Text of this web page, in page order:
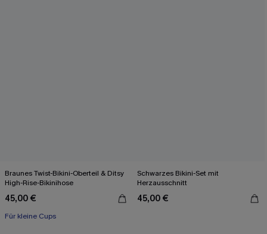
Braunes Twist-Bikini-Oberteil & Ditsy
High-Rise-Bikinihose
45,00 €
Für kleine Cups
Schwarzes Bikini-Set mit
Herzausschnitt
45,00 €